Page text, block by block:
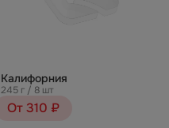
Калифорния
245 г / 8 шт
От 310 ₽